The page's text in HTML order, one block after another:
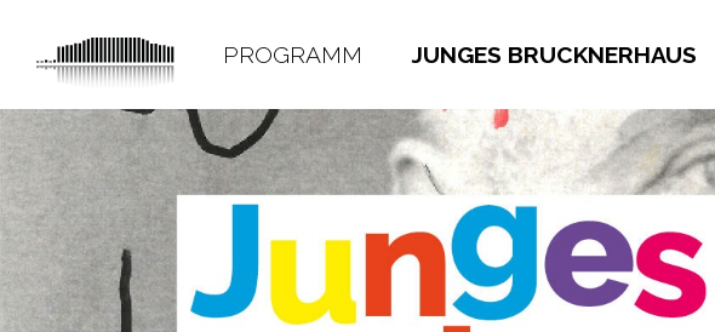
PROGRAMM JUNGES BRUCKNERHAUS